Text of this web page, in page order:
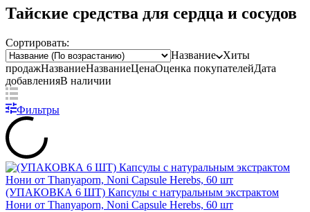
Тайские средства для сердца и сосудов
Сортировать:
Название
Хиты
продажНазваниеНазваниеЦенаОценка покупателейДата
добавленияВ наличии
Фильтры
(УПАКОВКА 6 ШТ) Капсулы с натуральным экстрактом
Нони от Thanyaporn, Noni Capsule Herebs, 60 шт